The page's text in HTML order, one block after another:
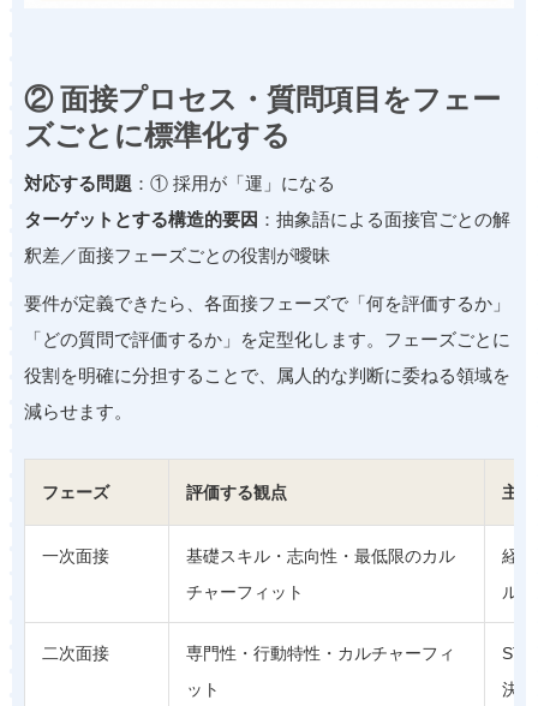
② 面接プロセス・質問項目をフェー
ズごとに標準化する
対応する問題 ：① 採用が「運」になる
ターゲットとする構造的要因 ：抽象語による面接官ごとの解
釈差／面接フェーズごとの役割が曖昧
要件が定義できたら、各面接フェーズで「何を評価するか」
「どの質問で評価するか」を定型化します。フェーズごとに
役割を明確に分担することで、属人的な判断に委ねる領域を
減らせます。
フェーズ 評価する観点 主
一次面接
基礎スキル・志向性・最低限のカル
チャーフィット
経
ル
二次面接
専門性・行動特性・カルチャーフィ
ット
決